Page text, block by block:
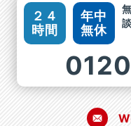
２４
時間
年中
無休